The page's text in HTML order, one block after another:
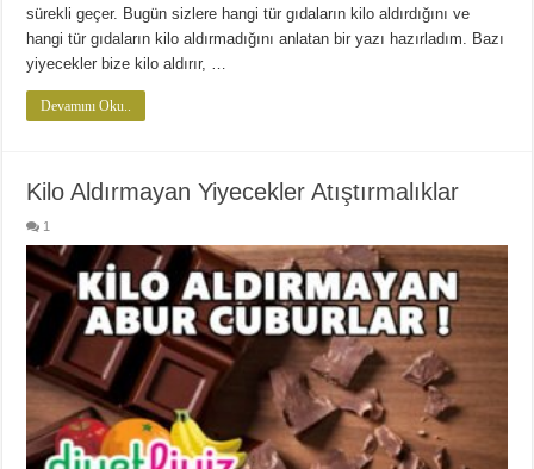
sürekli geçer. Bugün sizlere hangi tür gıdaların kilo aldırdığını ve
hangi tür gıdaların kilo aldırmadığını anlatan bir yazı hazırladım. Bazı
yiyecekler bize kilo aldırır, …
Devamını Oku..
Kilo Aldırmayan Yiyecekler Atıştırmalıklar
1